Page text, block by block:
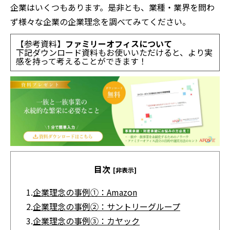
企業はいくつもあります。是非とも、業種・業界を問わ
ず様々な企業の企業理念を調べてみてください。
【参考資料】 ファミリーオフィスについて
下記ダウンロード資料もお使いいただけると、より実
感を持って考えることができます！
目次 [非表示]
1.企業理念の事例①：Amazon
2.企業理念の事例②：サントリーグループ
3.企業理念の事例③：カヤック